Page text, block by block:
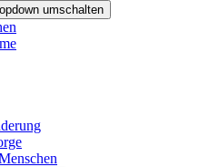
umschalten